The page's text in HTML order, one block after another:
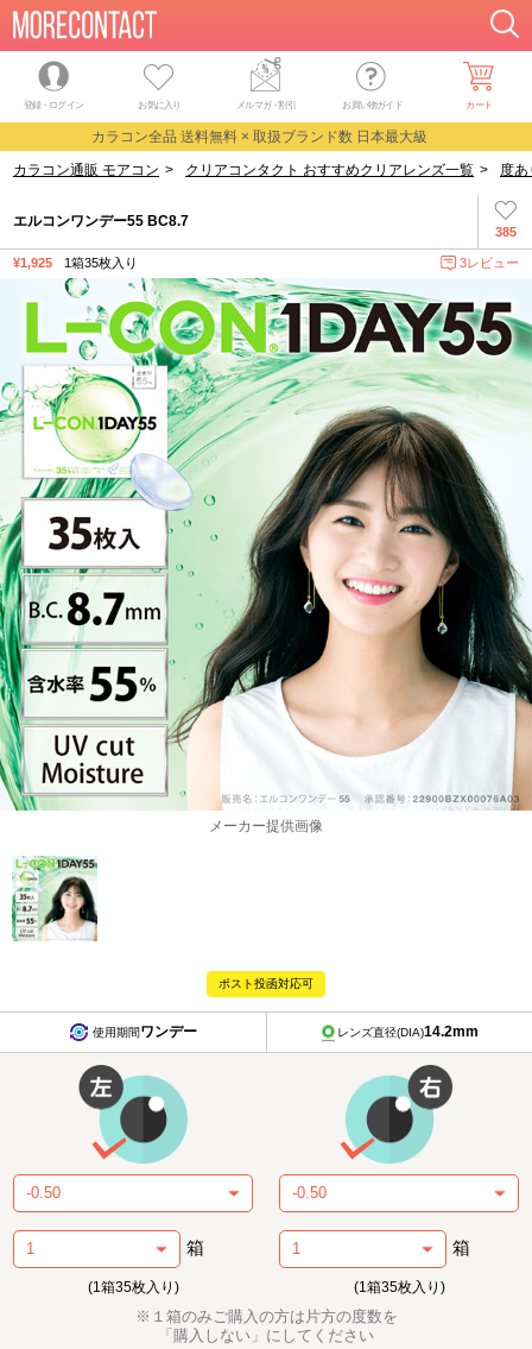
登録・ログイン お気に入り メルマガ・割引 お買い物ガイド カート
カラコン全品 送料無料 × 取扱ブランド数 日本最大級
カラコン通販 モアコン > クリアコンタクト おすすめクリアレンズ一覧 > 度あ
385
エルコンワンデー55 BC8.7
¥1,925 1箱35枚入り 3レビュー
メーカー提供画像
ポスト投函対応可
使用期間ワンデー レンズ直径(DIA)14.2mm
箱
(1箱35枚入り)
箱
(1箱35枚入り)
※１箱のみご購入の方は片方の度数を
「購入しない」にしてください